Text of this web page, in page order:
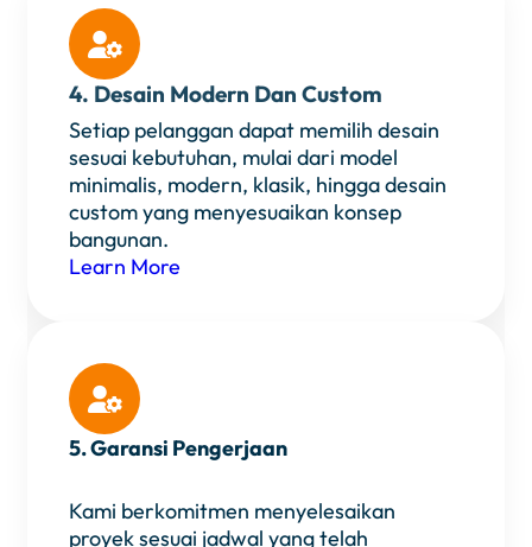

4. Desain Modern Dan Custom
Setiap pelanggan dapat memilih desain
sesuai kebutuhan, mulai dari model
minimalis, modern, klasik, hingga desain
custom yang menyesuaikan konsep
bangunan.
Learn More

5. Garansi Pengerjaan
Kami berkomitmen menyelesaikan
proyek sesuai jadwal yang telah